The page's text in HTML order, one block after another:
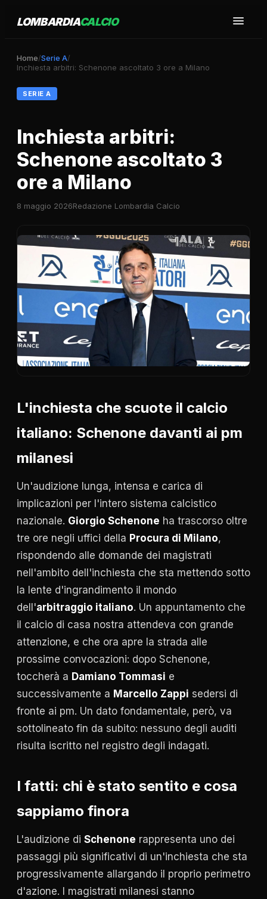
LOMBARDIACALCIO
Home/Serie A/
Inchiesta arbitri: Schenone ascoltato 3 ore a Milano
SERIE A
Inchiesta arbitri:
Schenone ascoltato 3
ore a Milano
8 maggio 2026Redazione Lombardia Calcio
L'inchiesta che scuote il calcio
italiano: Schenone davanti ai pm
milanesi
Un'audizione lunga, intensa e carica di
implicazioni per l'intero sistema calcistico
nazionale. Giorgio Schenone ha trascorso oltre
tre ore negli uffici della Procura di Milano,
rispondendo alle domande dei magistrati
nell'ambito dell'inchiesta che sta mettendo sotto
la lente d'ingrandimento il mondo
dell'arbitraggio italiano. Un appuntamento che
il calcio di casa nostra attendeva con grande
attenzione, e che ora apre la strada alle
prossime convocazioni: dopo Schenone,
toccherà a Damiano Tommasi e
successivamente a Marcello Zappi sedersi di
fronte ai pm. Un dato fondamentale, però, va
sottolineato fin da subito: nessuno degli auditi
risulta iscritto nel registro degli indagati.
I fatti: chi è stato sentito e cosa
sappiamo finora
L'audizione di Schenone rappresenta uno dei
passaggi più significativi di un'inchiesta che sta
progressivamente allargando il proprio perimetro
d'azione. I magistrati milanesi stanno